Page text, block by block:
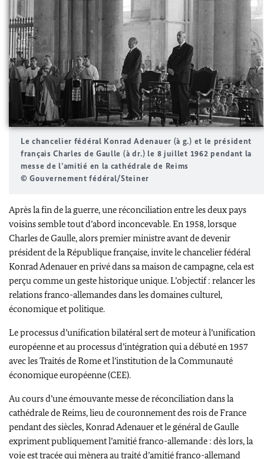
Le chancelier fédéral Konrad Adenauer (à g.) et le président
français Charles de Gaulle (à dr.) le 8 juillet 1962 pendant la
messe de l’amitié en la cathédrale de Reims
© Gouvernement fédéral/Steiner
Après la fin de la guerre, une réconciliation entre les deux pays
voisins semble tout d’abord inconcevable. En 1958, lorsque
Charles de Gaulle, alors premier ministre avant de devenir
président de la République française, invite le chancelier fédéral
Konrad Adenauer en privé dans sa maison de campagne, cela est
perçu comme un geste historique unique. L’objectif : relancer les
relations franco-allemandes dans les domaines culturel,
économique et politique.
Le processus d’unification bilatéral sert de moteur à l’unification
européenne et au processus d’intégration qui a débuté en 1957
avec les Traités de Rome et l’institution de la Communauté
économique européenne (CEE).
Au cours d’une émouvante messe de réconciliation dans la
cathédrale de Reims, lieu de couronnement des rois de France
pendant des siècles, Konrad Adenauer et le général de Gaulle
expriment publiquement l’amitié franco-allemande : dès lors, la
voie est tracée qui mènera au traité d’amitié franco-allemand